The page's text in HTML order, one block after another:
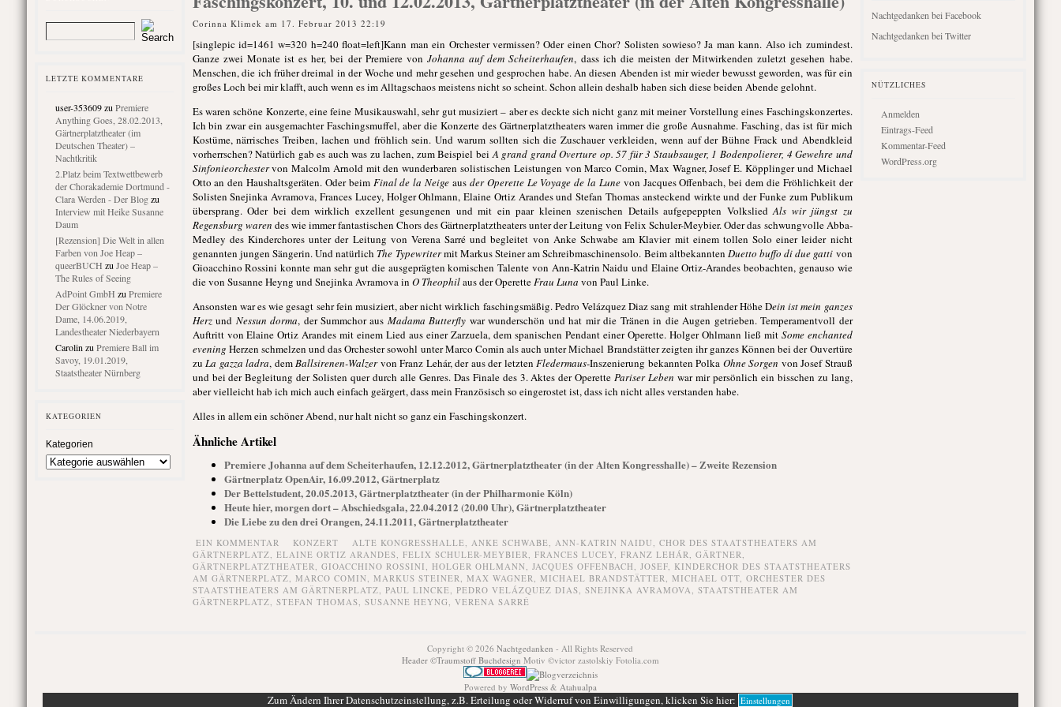
LETZTE KOMMENTARE
user-353609zu Premiere
Anything Goes, 28.02.2013,
Gärtnerplatztheater (im
Deutschen Theater) –
Nachtkritik
2.Platz beim Textwettbewerb
der Chorakademie Dortmund -
Clara Werden - Der Blogzu
Interview mit Heike Susanne
Daum
[Rezension] Die Welt in allen
Farben von Joe Heap –
queerBUCH zu Joe Heap –
The Rules of Seeing
AdPoint GmbH zu Premiere
Der Glöckner von Notre
Dame, 14.06.2019,
Landestheater Niederbayern
Carolin zu Premiere Ball im
Savoy, 19.01.2019,
Staatstheater Nürnberg
KATEGORIEN
Kategorien
Corinna Klimek am 17. Februar 2013 22:19
[singlepic id=1461 w=320 h=240 float=left]Kann man ein Orchester vermissen? Oder einen Chor? Solisten sowieso? Ja man kann. Also ich zumindest.
Ganze zwei Monate ist es her, bei der Premiere von Johanna auf dem Scheiterhaufen, dass ich die meisten der Mitwirkenden zuletzt gesehen habe.
Menschen, die ich früher dreimal in der Woche und mehr gesehen und gesprochen habe. An diesen Abenden ist mir wieder bewusst geworden, was für ein
großes Loch bei mir klafft, auch wenn es im Alltagschaos meistens nicht so scheint. Schon allein deshalb haben sich diese beiden Abende gelohnt.
Es waren schöne Konzerte, eine feine Musikauswahl, sehr gut musiziert – aber es deckte sich nicht ganz mit meiner Vorstellung eines Faschingskonzertes.
Ich bin zwar ein ausgemachter Faschingsmuffel, aber die Konzerte des Gärtnerplatztheaters waren immer die große Ausnahme. Fasching, das ist für mich
Kostüme, närrisches Treiben, lachen und fröhlich sein. Und warum sollten sich die Zuschauer verkleiden, wenn auf der Bühne Frack und Abendkleid
vorherrschen? Natürlich gab es auch was zu lachen, zum Beispiel beiA grand grand Overture op. 57 für 3 Staubsauger, 1 Bodenpolierer, 4 Gewehre und
Sinfonieorchestervon Malcolm Arnold mit den wunderbaren solistischen Leistungen von Marco Comin, Max Wagner, Josef E. Köpplinger und Michael
Otto an den Haushaltsgeräten. Oder beim Final de la Neige aus der Operette Le Voyage de la Lunevon Jacques Offenbach, bei dem die Fröhlichkeit der
Solisten Snejinka Avramova, Frances Lucey, Holger Ohlmann, Elaine Ortiz Arandes und Stefan Thomas ansteckend wirkte und der Funke zum Publikum
übersprang. Oder bei dem wirklich exzellent gesungenen und mit ein paar kleinen szenischen Details aufgepeppten VolksliedAls wir jüngst zu
Regensburg waren des wie immer fantastischen Chors des Gärtnerplatztheaters unter der Leitung von Felix Schuler-Meybier. Oder das schwungvolle Abba-
Medley des Kinderchores unter der Leitung von Verena Sarré und begleitet von Anke Schwabe am Klavier mit einem tollen Solo einer leider nicht
genannten jungen Sängerin. Und natürlich The Typewritermit Markus Steiner am Schreibmaschinensolo. Beim altbekannten Duetto buffo di due gatti von
Gioacchino Rossini konnte man sehr gut die ausgeprägten komischen Talente von Ann-Katrin Naidu und Elaine Ortiz-Arandes beobachten, genauso wie
die von Susanne Heyng und Snejinka Avramova in O Theophilaus der OperetteFrau Luna von Paul Linke.
Ansonsten war es wie gesagt sehr fein musiziert, aber nicht wirklich faschingsmäßig. Pedro Velázquez Diaz sang mit strahlender Höhe Dein ist mein ganzes
Herzund Nessun dorma, der Summchor aus Madama Butterfly war wunderschön und hat mir die Tränen in die Augen getrieben. Temperamentvoll der
Auftritt von Elaine Ortiz Arandes mit einem Lied aus einer Zarzuela, dem spanischen Pendant einer Operette. Holger Ohlmann ließ mit Some enchanted
evening Herzen schmelzen und das Orchester sowohl unter Marco Comin als auch unter Michael Brandstätter zeigten ihr ganzes Können bei der Ouvertüre
zuLa gazza ladra, demBallsirenen-Walzervon Franz Lehár, der aus der letztenFledermaus-Inszenierung bekannten Polka Ohne Sorgen von Josef Strauß
und bei der Begleitung der Solisten quer durch alle Genres. Das Finale des 3. Aktes der OperettePariser Lebenwar mir persönlich ein bisschen zu lang,
aber vielleicht hab ich mich auch einfach geärgert, dass mein Französisch so eingerostet ist, dass ich nicht alles verstanden habe.
Alles in allem ein schöner Abend, nur halt nicht so ganz ein Faschingskonzert.
Ähnliche Artikel
Premiere Johanna auf dem Scheiterhaufen, 12.12.2012, Gärtnerplatztheater (in der Alten Kongresshalle) – Zweite Rezension
Gärtnerplatz OpenAir, 16.09.2012, Gärtnerplatz
Der Bettelstudent, 20.05.2013, Gärtnerplatztheater (in der Philharmonie Köln)
Heute hier, morgen dort – Abschiedsgala, 22.04.2012 (20.00 Uhr), Gärtnerplatztheater
Die Liebe zu den drei Orangen, 24.11.2011, Gärtnerplatztheater
EIN KOMMENTAR KONZERT ALTE KONGRESSHALLE, ANKE SCHWABE, ANN-KATRIN NAIDU, CHOR DES STAATSTHEATERS AM
GÄRTNERPLATZ, ELAINE ORTIZ ARANDES, FELIX SCHULER-MEYBIER, FRANCES LUCEY, FRANZ LEHÁR, GÄRTNER,
GÄRTNERPLATZTHEATER, GIOACCHINO ROSSINI, HOLGER OHLMANN, JACQUES OFFENBACH, JOSEF, KINDERCHOR DES STAATSTHEATERS
AM GÄRTNERPLATZ, MARCO COMIN, MARKUS STEINER, MAX WAGNER, MICHAEL BRANDSTÄTTER, MICHAEL OTT, ORCHESTER DES
STAATSTHEATERS AM GÄRTNERPLATZ, PAUL LINCKE, PEDRO VELÁZQUEZ DIAS, SNEJINKA AVRAMOVA, STAATSTHEATER AM
GÄRTNERPLATZ, STEFAN THOMAS, SUSANNE HEYNG, VERENA SARRÉ
Nachtgedanken bei Facebook
Nachtgedanken bei Twitter
NÜTZLICHES
Anmelden
Eintrags-Feed
Kommentar-Feed
WordPress.org
Copyright © 2026Nachtgedanken - All Rights Reserved
Header ©Traumstoff Buchdesign Motiv ©victor zastolskiy Fotolia.com
Powered by WordPress& Atahualpa
Zum Ändern Ihrer Datenschutzeinstellung, z.B. Erteilung oder Widerruf von Einwilligungen, klicken Sie hier: Einstellungen